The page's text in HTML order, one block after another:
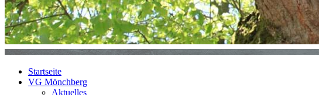
Startseite
VG Mönchberg
Aktuelles